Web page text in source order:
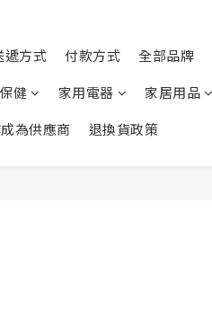
遞方式 付款方式 全部品牌
健 家用電器 家居用品
為供應商 退換貨政策